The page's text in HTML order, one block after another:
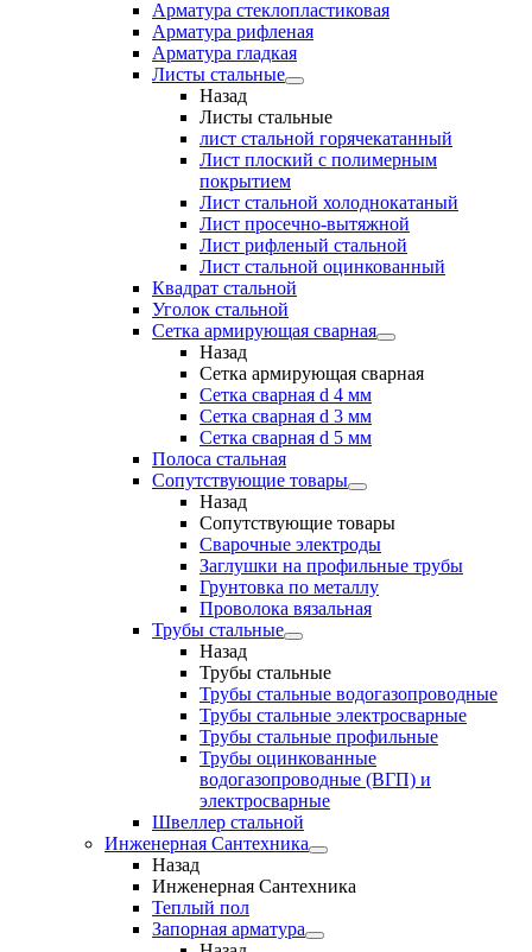
Арматура стеклопластиковая
Арматура рифленая
Арматура гладкая
Листы стальные
Назад
Листы стальные
лист стальной горячекатанный
Лист плоский с полимерным
покрытием
Лист стальной холоднокатаный
Лист просечно-вытяжной
Лист рифленый стальной
Лист стальной оцинкованный
Квадрат стальной
Уголок стальной
Сетка армирующая сварная
Назад
Сетка армирующая сварная
Сетка сварная d 4 мм
Сетка сварная d 3 мм
Сетка сварная d 5 мм
Полоса стальная
Сопутствующие товары
Назад
Сопутствующие товары
Сварочные электроды
Заглушки на профильные трубы
Грунтовка по металлу
Проволока вязальная
Трубы стальные
Назад
Трубы стальные
Трубы стальные водогазопроводные
Трубы стальные электросварные
Трубы стальные профильные
Трубы оцинкованные
водогазопроводные (ВГП) и
электросварные
Швеллер стальной
Инженерная Сантехника
Назад
Инженерная Сантехника
Теплый пол
Запорная арматура